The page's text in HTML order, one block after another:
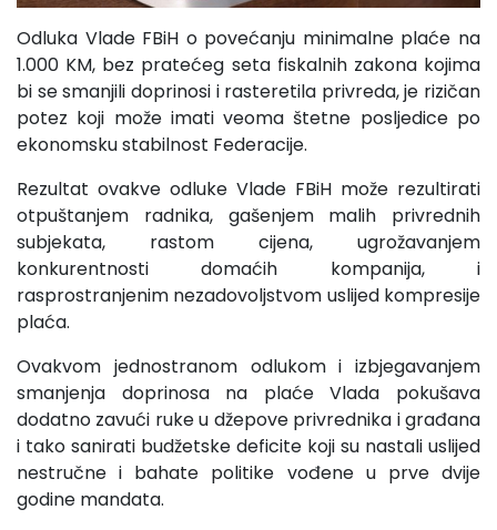
Odluka Vlade FBiH o povećanju minimalne plaće na
1.000 KM, bez pratećeg seta fiskalnih zakona kojima
bi se smanjili doprinosi i rasteretila privreda, je rizičan
potez koji može imati veoma štetne posljedice po
ekonomsku stabilnost Federacije.
Rezultat ovakve odluke Vlade FBiH može rezultirati
otpuštanjem radnika, gašenjem malih privrednih
subjekata, rastom cijena, ugrožavanjem
konkurentnosti domaćih kompanija, i
rasprostranjenim nezadovoljstvom uslijed kompresije
plaća.
Ovakvom jednostranom odlukom i izbjegavanjem
smanjenja doprinosa na plaće Vlada pokušava
dodatno zavući ruke u džepove privrednika i građana
i tako sanirati budžetske deficite koji su nastali uslijed
nestručne i bahate politike vođene u prve dvije
godine mandata.